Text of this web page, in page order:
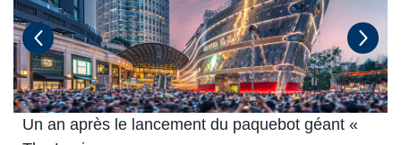
Les marques chinoises locales
nouvel attrait pour les visiteurs